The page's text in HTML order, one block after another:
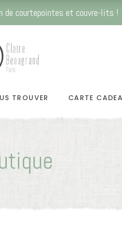
de courtepointes et couvre-lits !
TROUVER CARTE